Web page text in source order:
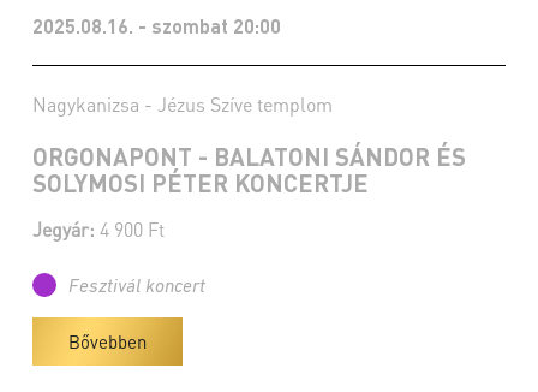
2025.08.16. - szombat 20:00
Nagykanizsa - Jézus Szíve templom
ORGONAPONT - BALATONI SÁNDOR ÉS
SOLYMOSI PÉTER KONCERTJE
Jegyár: 4 900 Ft
Fesztivál koncert
Bővebben